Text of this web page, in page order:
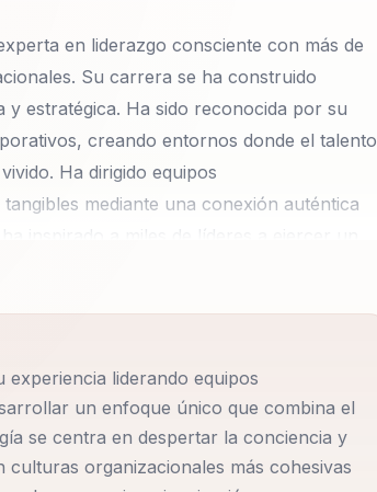
en liderazgo consciente con más de
Su carrera se ha construido
estratégica. Ha sido reconocida por su
creando entornos donde el talento
Ha dirigido equipos
mediante una conexión auténtica
en Hispanoamérica en temas de cultura
emocional y práctica en cada audiencia.
innovadoras hasta corporaciones
navegar con éxito los desafíos del mundo
herramientas esenciales para
liderando equipos
un enfoque único que combina el
se centra en despertar la conciencia y
organizacionales más cohesivas